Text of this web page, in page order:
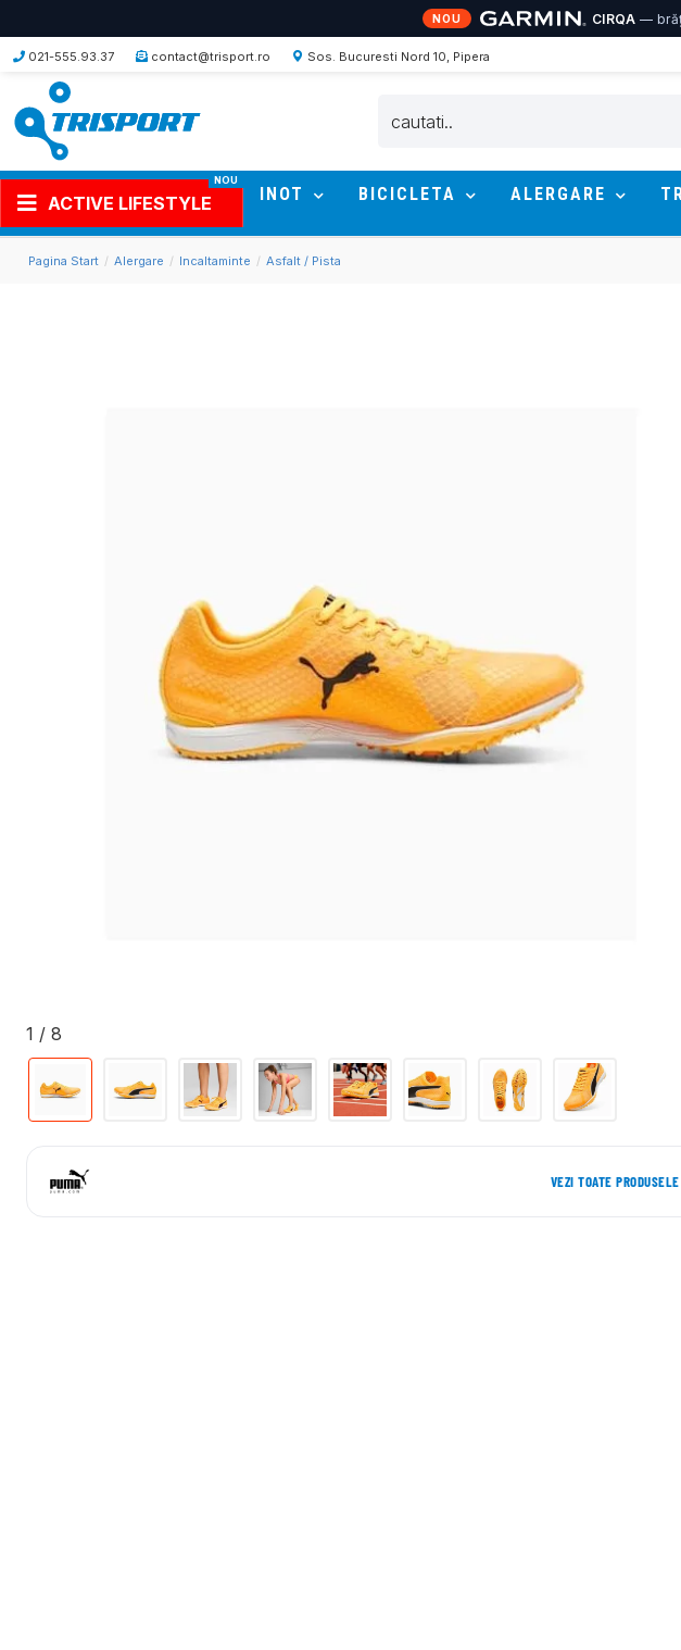
NOU CIRQA —
021-555.93.37 contact@trisport.ro Sos. Bucuresti Nord 10, Pipera
ACTIVE LIFESTYLE INOT BICICLETA ALERGARE
Pagina Start Alergare Incaltaminte Asfalt / Pista
1 / 8
VEZI TOATE PRODUSELE
Puma - pantofi alergare cu cuie pentru pista - evoSPEED...